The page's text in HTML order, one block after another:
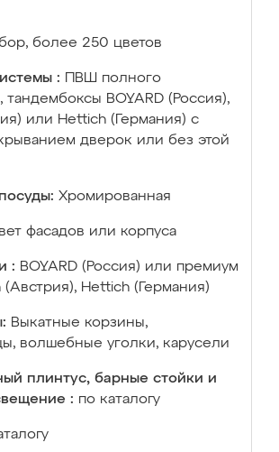
более 250 цветов
:
ПВШ полного
тандембоксы BOYARD (Россия),
или Hettich (Германия) с
дверок или без этой
Хромированная
фасадов или корпуса
: BOYARD (Россия) или премиум
(Австрия), Hettich (Германия)
Выкатные корзины,
волшебные уголки, карусели
плинтус, барные стойки и
: по каталогу